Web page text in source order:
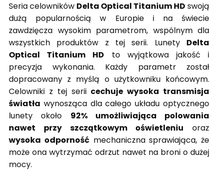
Seria celowników Delta Optical Titanium HD swoją
dużą popularnością w Europie i na świecie
zawdzięcza wysokim parametrom, wspólnym dla
wszystkich produktów z tej serii. Lunety Delta
Optical Titanium HD to wyjątkowa jakość i
precyzja wykonania. Każdy parametr został
dopracowany z myślą o użytkowniku końcowym.
Celowniki z tej serii cechuje wysoka transmisja
światła wynosząca dla całego układu optycznego
lunety około 92% umożliwiająca polowania
nawet przy szczątkowym oświetleniu oraz
wysoka odporność mechaniczna sprawiająca, że
może ona wytrzymać odrzut nawet na broni o dużej
mocy.